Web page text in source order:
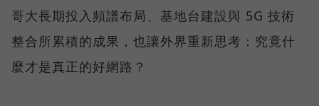
哥大長期投入頻譜布局、基地台建設與 5G 技術
整合所累積的成果，也讓外界重新思考：究竟什
麼才是真正的好網路？